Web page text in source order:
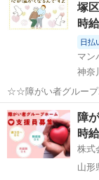
塚
時
日払
マン
神奈
☆☆障がい者グループ
話、相談相手…
神奈川 横浜市
障
時
株式
山形